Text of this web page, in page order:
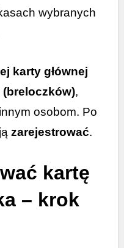
wybranych
karty głównej
,
osobom. Po
zarejestrować.
kartę
– krok